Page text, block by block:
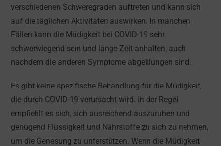
verschiedenen Schweregraden auftreten und kann sich
auf die täglichen Aktivitäten auswirken. In manchen
Fällen kann die Müdigkeit bei COVID-19 sehr
schwerwiegend sein und lange Zeit anhalten, auch
nachdem die anderen Symptome abgeklungen sind.
Es gibt keine spezifische Behandlung für die Müdigkeit,
die durch COVID-19 verursacht wird. In der Regel
empfiehlt es sich, sich ausreichend auszuruhen und
genügend Flüssigkeit und Nährstoffe zu sich zu nehmen,
um die Genesung zu unterstützen. Wenn die Müdigkeit